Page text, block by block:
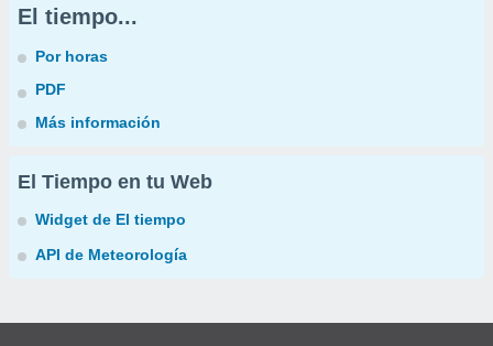
El tiempo...
Por horas
PDF
Más información
El Tiempo en tu Web
Widget de El tiempo
API de Meteorología